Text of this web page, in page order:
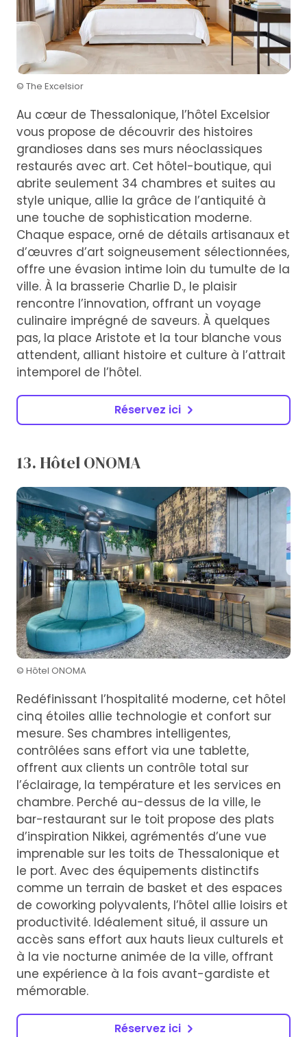
© The Excelsior
Au cœur de Thessalonique, l’hôtel Excelsior
vous propose de découvrir des histoires
grandioses dans ses murs néoclassiques
restaurés avec art. Cet hôtel-boutique, qui
abrite seulement 34 chambres et suites au
style unique, allie la grâce de l’antiquité à
une touche de sophistication moderne.
Chaque espace, orné de détails artisanaux et
d’œuvres d’art soigneusement sélectionnées,
offre une évasion intime loin du tumulte de la
ville. À la brasserie Charlie D., le plaisir
rencontre l’innovation, offrant un voyage
culinaire imprégné de saveurs. À quelques
pas, la place Aristote et la tour blanche vous
attendent, alliant histoire et culture à l’attrait
intemporel de l’hôtel.
Réservez ici
13. Hôtel ONOMA
© Hôtel ONOMA
Redéfinissant l’hospitalité moderne, cet hôtel
cinq étoiles allie technologie et confort sur
mesure. Ses chambres intelligentes,
contrôlées sans effort via une tablette,
offrent aux clients un contrôle total sur
l’éclairage, la température et les services en
chambre. Perché au-dessus de la ville, le
bar-restaurant sur le toit propose des plats
d’inspiration Nikkei, agrémentés d’une vue
imprenable sur les toits de Thessalonique et
le port. Avec des équipements distinctifs
comme un terrain de basket et des espaces
de coworking polyvalents, l’hôtel allie loisirs et
productivité. Idéalement situé, il assure un
accès sans effort aux hauts lieux culturels et
à la vie nocturne animée de la ville, offrant
une expérience à la fois avant-gardiste et
mémorable.
Réservez ici